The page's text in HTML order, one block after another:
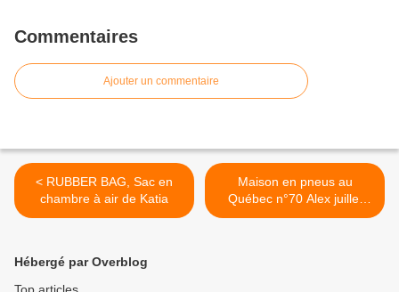
Commentaires
Ajouter un commentaire
< RUBBER BAG, Sac en
chambre à air de Katia
Maison en pneus au
Québec n°70 Alex juillet
2007 >
Hébergé par Overblog